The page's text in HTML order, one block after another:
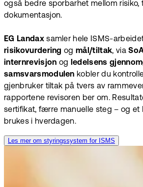
også bedre sporbarhet mellom risiko,
dokumentasjon.
EG Landaxsamler hele ISMS-
risikovurdering ogmål/tiltak, via
internrevisjon og ledelsens
samsvarsmodulen kobler du
gjenbruker tiltak på tvers av
rapportene revisoren ber om.
sertifikat, færre manuelle steg – og et
brukes i hverdagen.
Les mer om styringssystem for ISMS